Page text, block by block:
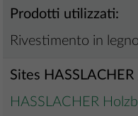
Prodotti utilizzati:
Rivestimento in
Sites HASSLACHER
HASSLACHER